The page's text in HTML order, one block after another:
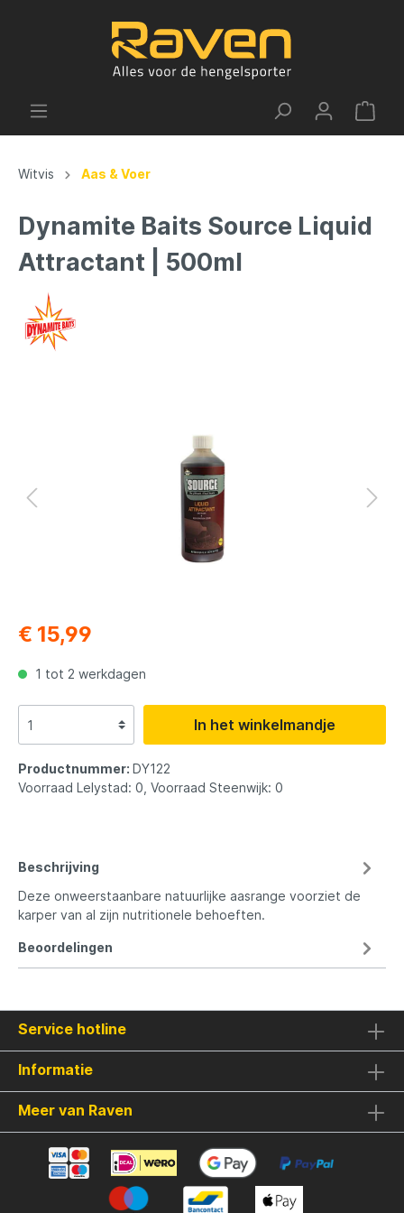
Witvis Aas & Voer
Dynamite Baits Source Liquid
Attractant | 500ml
€ 15,99
1 tot 2 werkdagen
In het winkelmandje
Productnummer: DY122
Voorraad Lelystad: 0, Voorraad Steenwijk: 0
Beschrijving
Deze onweerstaanbare natuurlijke aasrange voorziet de
karper van al zijn nutritionele behoeften.
Beoordelingen
Service hotline
Informatie
Meer van Raven